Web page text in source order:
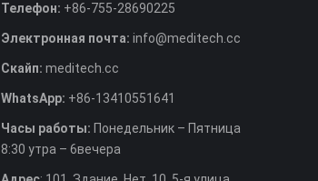
Телефон: +86-755-28690225
Электронная почта: info@meditech.cc
Скайп: meditech.cc
WhatsApp: +86-13410551641
Часы работы: Понедельник – Пятница
8:30 утра – 6вечера